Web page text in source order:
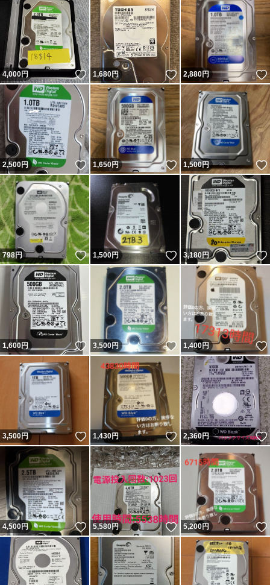
4,000円 いいね！
1,680円 いいね！
2,880円
2,500円 いいね！
1,650円 いいね！
1,500円
798円 いいね！
1,500円 いいね！
3,180円
1,600円 いいね！
3,500円 いいね！
1,400円
3,500円 いいね！
1,430円 いいね！
2,360円
4,500円 いいね！
5,580円 いいね！
5,200円